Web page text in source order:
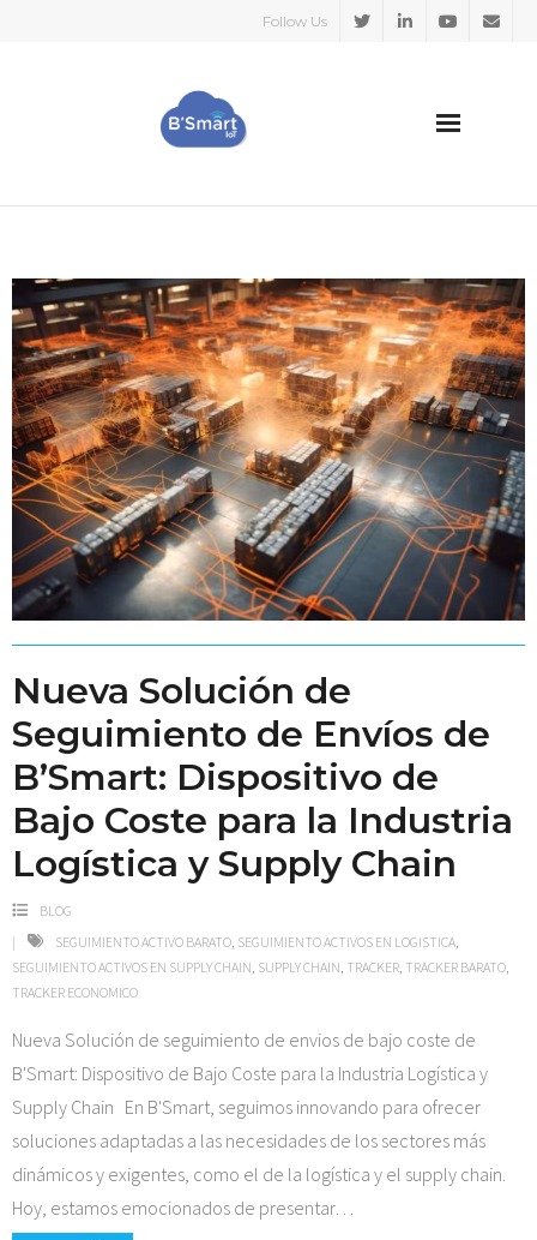
Follow Us
SECTORES
CASOS DE EXITO
SOBRE NOSOTROS
BLOG
Español
Nueva Solución de
Seguimiento de Envíos de
B’Smart: Dispositivo de
Bajo Coste para la Industria
Logística y Supply Chain
BLOG
SEGUIMIENTO ACTIVO BARATO, SEGUIMIENTO ACTIVOS EN LOGISTICA,
SEGUIMIENTO ACTIVOS EN SUPPLY CHAIN, SUPPLY CHAIN, TRACKER, TRACKER BARATO,
TRACKER ECONOMICO
Nueva Solución de seguimiento de envios de bajo coste de
B'Smart: Dispositivo de Bajo Coste para la Industria Logística y
Supply Chain En B'Smart, seguimos innovando para ofrecer
soluciones adaptadas a las necesidades de los sectores más
dinámicos y exigentes, como el de la logística y el supply chain.
Hoy, estamos emocionados de presentar…